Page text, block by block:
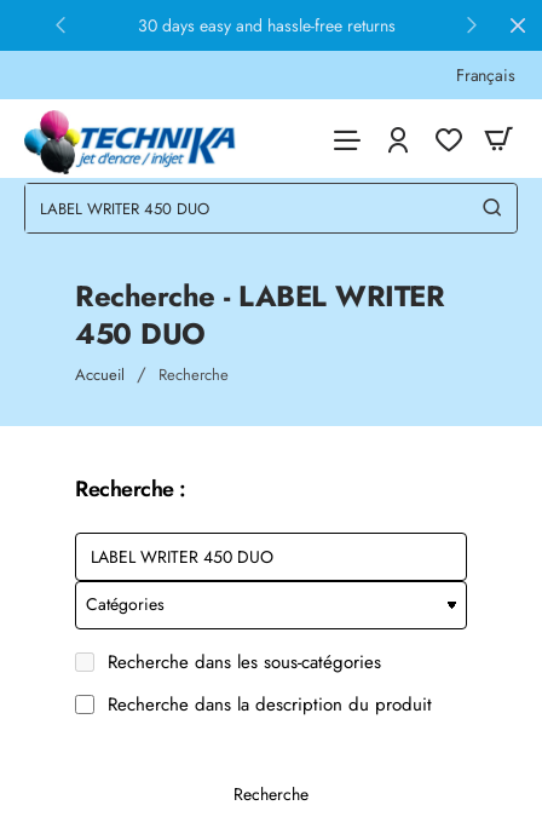
30 days easy and hassle-free returns
Français
Recherche - LABEL WRITER
450 DUO
Accueil homeRecherche
Recherche :
Recherche dans les sous-catégories
Recherche dans la description du produit
Recherche